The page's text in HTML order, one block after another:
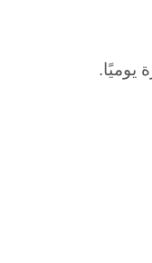
يوميًا.